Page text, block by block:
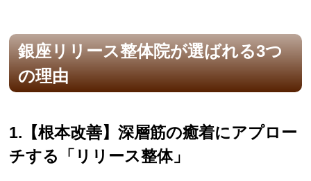
銀座リリース整体院が選ばれる3つ
の理由
1.【根本改善】深層筋の癒着にアプロー
チする「リリース整体」